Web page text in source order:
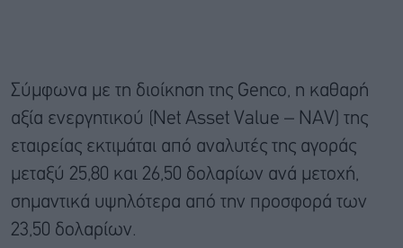
Σύμφωνα με τη διοίκηση της Genco, η καθαρή
αξία ενεργητικού (Net Asset Value – NAV) της
εταιρείας εκτιμάται από αναλυτές της αγοράς
μεταξύ 25,80 και 26,50 δολαρίων ανά μετοχή,
σημαντικά υψηλότερα από την προσφορά των
23,50 δολαρίων.